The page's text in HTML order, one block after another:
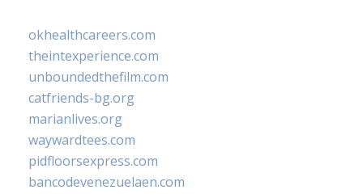
okhealthcareers.com
theintexperience.com
unboundedthefilm.com
catfriends-bg.org
marianlives.org
waywardtees.com
pidfloorsexpress.com
bancodevenezuelaen.com